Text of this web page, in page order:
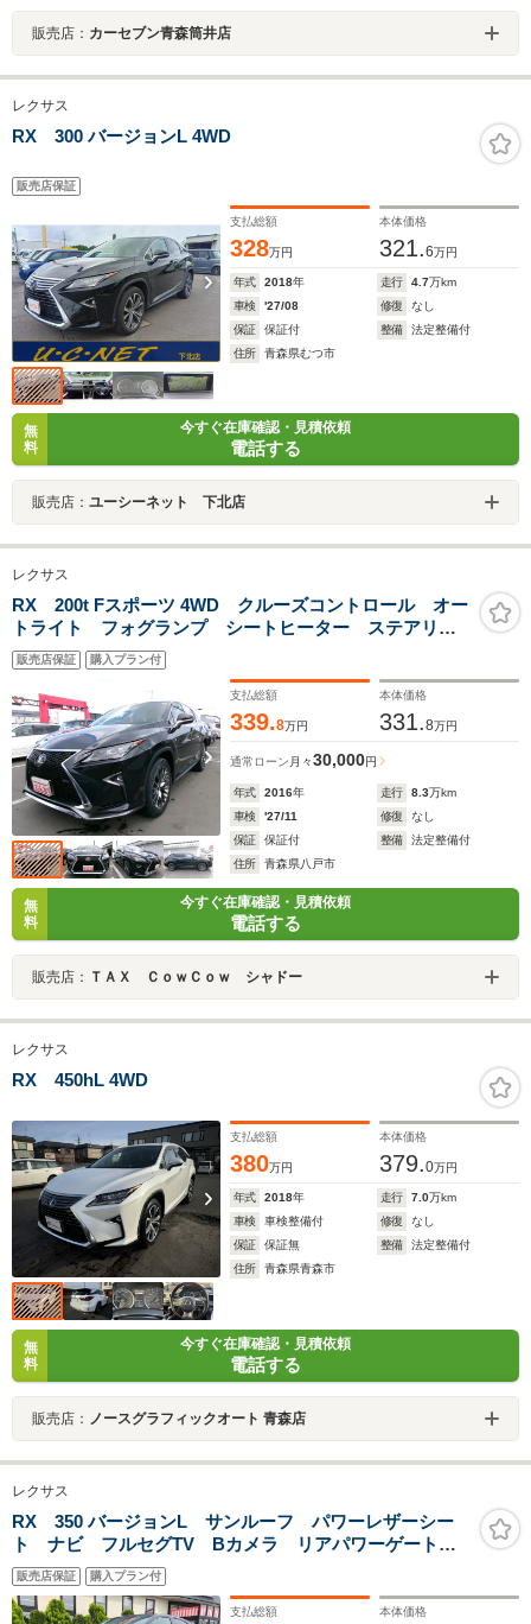
販売店： カーセブン青森筒井店
レクサス
RX 300 バージョンL 4WD
販売店保証
支払総額
328万円
本体価格
321.6万円
年式 2018年 走行 4.7万km
車検
'27/08 修復
なし
保証
保証付 整備
法定整備付
住所
青森県むつ市
無
料
今すぐ在庫確認・見積依頼
電話する
販売店： ユーシーネット 下北店
レクサス
RX 200t Fスポーツ 4WD クルーズコントロール オー
トライト フォグランプ シートヒーター ステアリン
グヒーター 電動パーキング オートハイビーム
販売店保証 購入プラン付
支払総額
339.8万円
本体価格
331.8万円
通常ローン 月々30,000円
年式 2016年 走行 8.3万km
車検
'27/11 修復
なし
保証
保証付 整備
法定整備付
住所
青森県八戸市
無
料
今すぐ在庫確認・見積依頼
電話する
販売店： ＴＡＸ ＣｏｗＣｏｗ シャドー
レクサス
RX 450hL 4WD
支払総額
380万円
本体価格
379.0万円
年式 2018年 走行 7.0万km
車検
車検整備付 修復
なし
保証
保証無 整備
法定整備付
住所
青森県青森市
無
料
今すぐ在庫確認・見積依頼
電話する
販売店： ノースグラフィックオート 青森店
レクサス
RX 350 バージョンL サンルーフ パワーレザーシー
ト ナビ フルセグTV Bカメラ リアパワーゲート
クルーズコントロール ETC 両席シートヒーター シ
ートクーラー クリアランスソナー 社外22インチアル
ミ
販売店保証 購入プラン付
支払総額 本体価格